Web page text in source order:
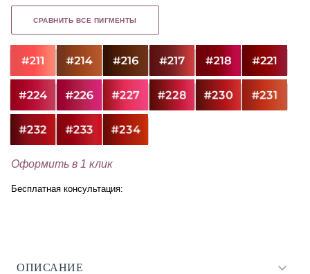
СРАВНИТЬ ВСЕ ПИГМЕНТЫ
Оформить в 1 клик
Бесплатная консультация:
ОПИСАНИЕ